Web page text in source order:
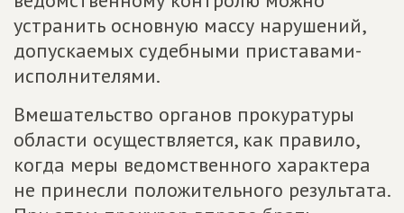
устранить основную массу нарушений,
допускаемых судебными приставами-
исполнителями.
Вмешательство органов прокуратуры
области осуществляется, как правило,
когда меры ведомственного характера
не принесли положительного результата.